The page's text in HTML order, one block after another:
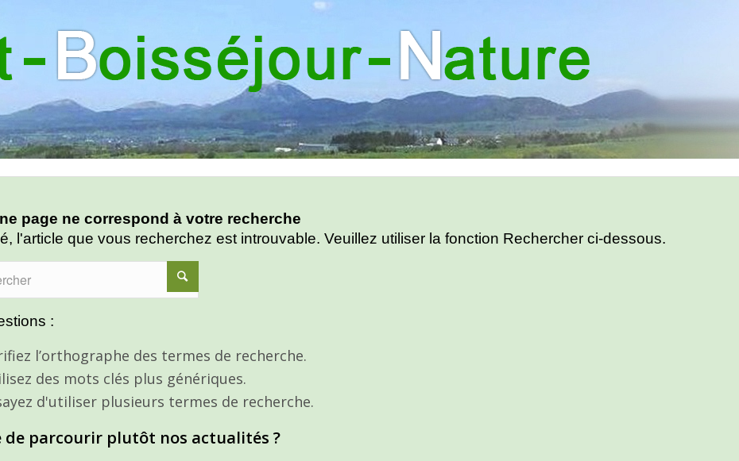
page ne correspond à votre recherche
l'article que vous recherchez est introuvable. Veuillez utiliser la fonction Rechercher ci-dessous.
:
l’orthographe des termes de recherche.
des mots clés plus génériques.
d'utiliser plusieurs termes de recherche.
de parcourir plutôt nos actualités ?